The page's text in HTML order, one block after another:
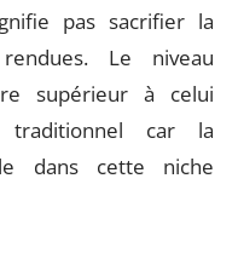
pas sacrifier la
Le niveau
supérieur à celui
car la
dans cette niche